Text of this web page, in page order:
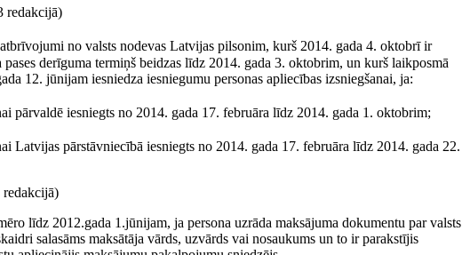
redakcijā)
no valsts nodevas Latvijas pilsonim, kurš 2014. gada 4. oktobrī ir
derīguma termiņš beidzas līdz 2014. gada 3. oktobrim, un kurš laikposmā
12. jūnijam iesniedza iesniegumu personas apliecības izsniegšanai, ja:
pārvaldē iesniegts no 2014. gada 17. februāra līdz 2014. gada 1. oktobrim;
Latvijas pārstāvniecībā iesniegts no 2014. gada 17. februāra līdz 2014. gada 22.
līdz 2012.gada 1.jūnijam, ja persona uzrāda maksājuma dokumentu par valsts
salasāms maksātāja vārds, uzvārds vai nosaukums un to ir parakstījis